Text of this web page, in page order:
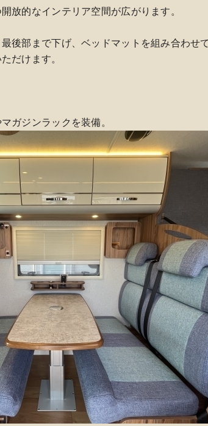
放的なインテリア空間が広がります。
後部まで下げ、ベッドマットを組み合わせ
だけます。
ガジンラックを装備。